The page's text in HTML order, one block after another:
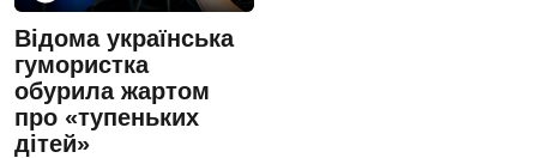
Відома українська
гумористка
обурила жартом
про «тупеньких
дітей»